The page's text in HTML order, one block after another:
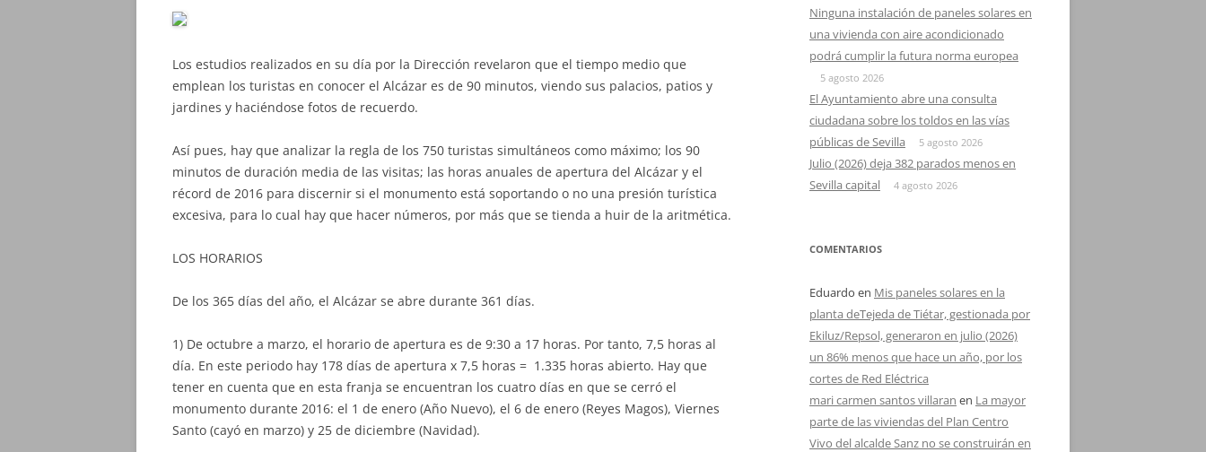
Los estudios realizados en su día por la Dirección revelaron que el tiempo medio que
emplean los turistas en conocer el Alcázar es de 90 minutos, viendo sus palacios, patios y
jardines y haciéndose fotos de recuerdo.
Así pues, hay que analizar la regla de los 750 turistas simultáneos como máximo; los 90
minutos de duración media de las visitas; las horas anuales de apertura del Alcázar y el
récord de 2016 para discernir si el monumento está soportando o no una presión turística
excesiva, para lo cual hay que hacer números, por más que se tienda a huir de la aritmética.
LOS HORARIOS
De los 365 días del año, el Alcázar se abre durante 361 días.
1) De octubre a marzo, el horario de apertura es de 9:30 a 17 horas. Por tanto, 7,5 horas al
día. En este periodo hay 178 días de apertura x 7,5 horas = 1.335 horas abierto. Hay que
tener en cuenta que en esta franja se encuentran los cuatro días en que se cerró el
monumento durante 2016: el 1 de enero (Año Nuevo), el 6 de enero (Reyes Magos), Viernes
Santo (cayó en marzo) y 25 de diciembre (Navidad).
Ninguna instalación de paneles solares en
una vivienda con aire acondicionado
podrá cumplir la futura norma europea
5 agosto 2026
El Ayuntamiento abre una consulta
ciudadana sobre los toldos en las vías
públicas de Sevilla
5 agosto 2026
Julio (2026) deja 382 parados menos en
Sevilla capital
4 agosto 2026
COMENTARIOS
Eduardo en Mis paneles solares en la
planta deTejeda de Tiétar, gestionada por
Ekiluz/Repsol, generaron en julio (2026)
un 86% menos que hace un año, por los
cortes de Red Eléctrica
mari carmen santos villaran en La mayor
parte de las viviendas del Plan Centro
Vivo del alcalde Sanz no se construirán en